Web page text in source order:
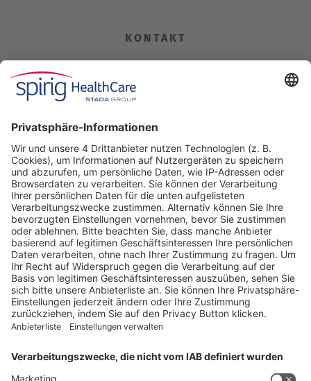
KONTAKT
Industriestrasse 30
CH-4622 Egerkingen
Tel. +41 62 388 85 00
info@spirig-healthcare.ch
Pharmakovigilanz
Für Meldungen von unerwünschten Arzneimittelwirkungen zu
einem Medikament von Spirig HealthCare AG
Tel. +41 62 388 85 88
pharmacovigilance@spirig-healthcare.ch
FOLGEN SIE UNS